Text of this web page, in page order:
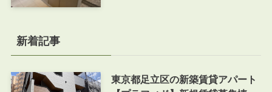
新着記事
東京都足立区の新築賃貸アパート